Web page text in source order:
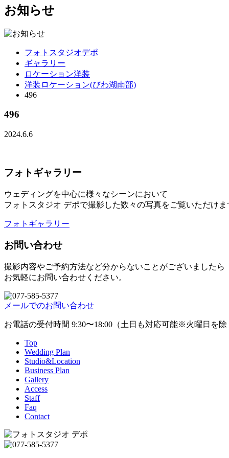
お知らせ
フォトスタジオデポ
ギャラリー
ロケーション洋装
洋装ロケーション(びわ湖南部)
496
496
2024.6.6
フォトギャラリー
ウェディングを中心に様々なシーンにおいて
フォトスタジオ デポで撮影した数々の写真をご覧いただけま
フォトギャラリー
お問い合わせ
撮影内容やご予約方法など分からないことがございましたら
お気軽にお問い合わせください。
メールでのお問い合わせ
お電話の受付時間 9:30〜18:00（土日も対応可能※火曜日を除
Top
Wedding Plan
Studio&Location
Business Plan
Gallery
Access
Staff
Faq
Contact